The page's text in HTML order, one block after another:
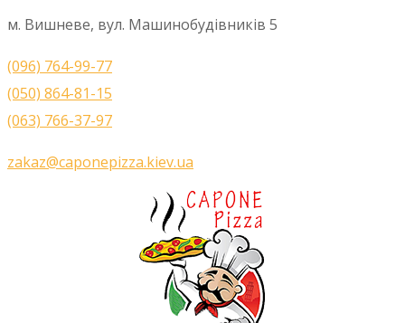
м. Вишневе, вул. Машинобудівників 5
(096) 764-99-77
(050) 864-81-15
(063) 766-37-97
zakaz@caponepizza.kiev.ua